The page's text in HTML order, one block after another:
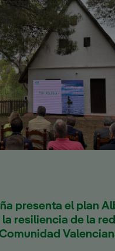
presenta el plan
resiliencia de la red